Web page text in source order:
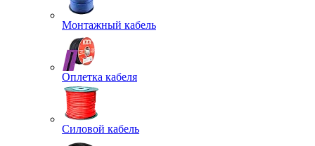
Монтажный кабель
Оплетка кабеля
Силовой кабель